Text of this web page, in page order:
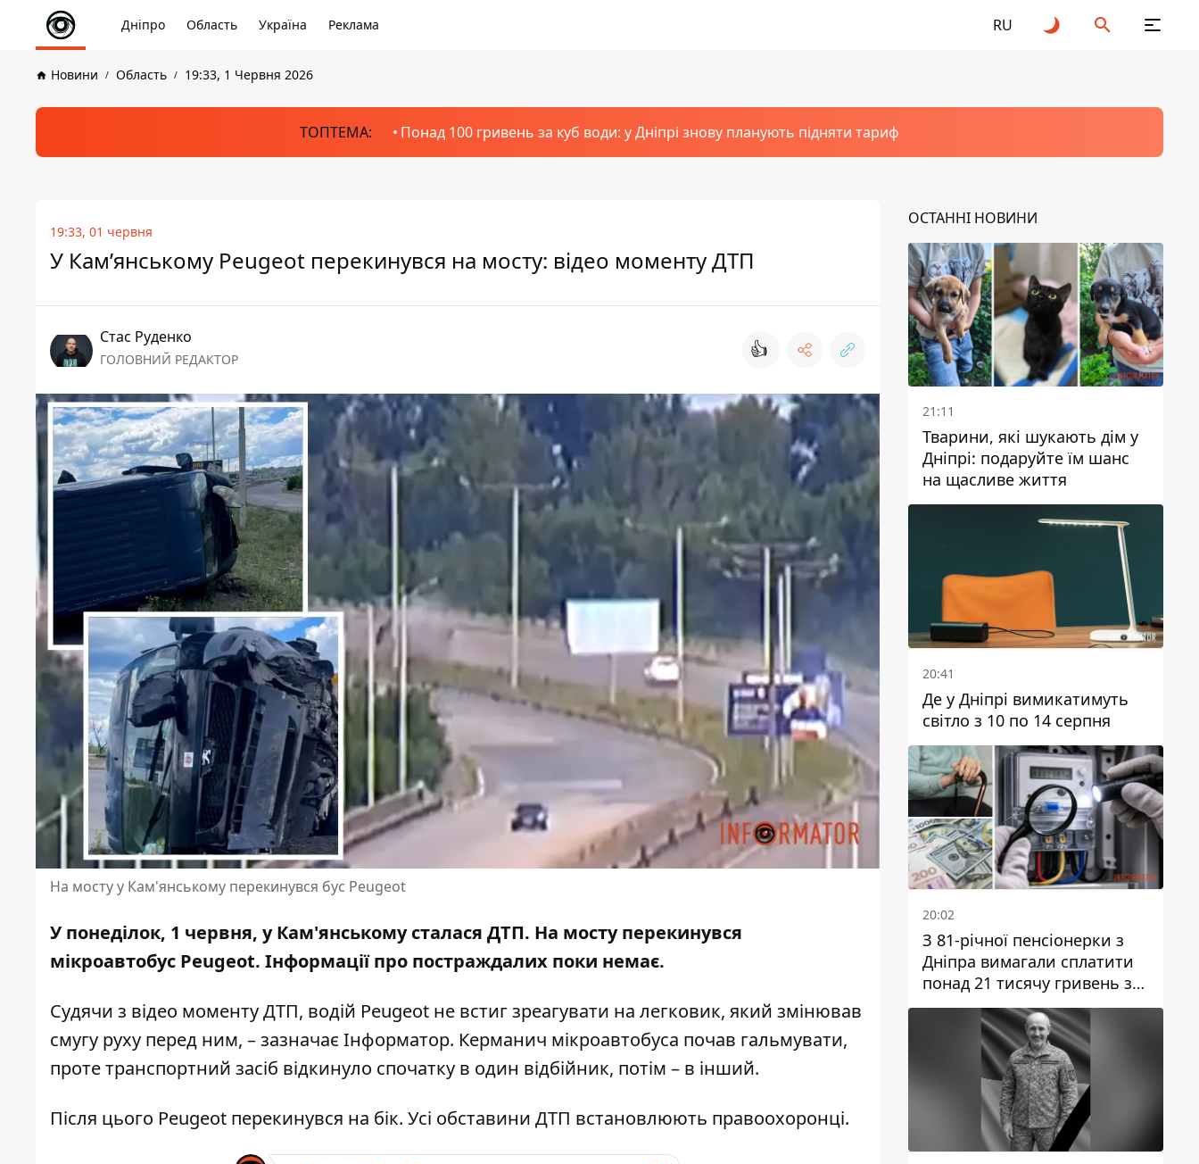
Дніпро Область Україна Реклама RU
Новини Область 19:33, 1 Червня 2026
ТОПТЕМА: Понад 100 гривень за куб води: у Дніпрі знову планують підняти тариф
19:33, 01 червня
У Кам’янському Peugeot перекинувся на мосту: відео моменту ДТП
Стас Руденко
ГОЛОВНИЙ РЕДАКТОР 👍
На мосту у Кам'янському перекинувся бус Peugeot
У понеділок, 1 червня, у Кам'янському сталася ДТП. На мосту перекинувся
мікроавтобус Peugeot. Інформації про постраждалих поки немає.
Судячи з відео моменту ДТП, водій Peugeot не встиг зреагувати на легковик, який змінював
смугу руху перед ним, – зазначає Інформатор. Керманич мікроавтобуса почав гальмувати,
проте транспортний засіб відкинуло спочатку в один відбійник, потім – в інший.
Після цього Peugeot перекинувся на бік. Усі обставини ДТП встановлюють правоохоронці.
ОСТАННІ НОВИНИ
21:11
Тварини, які шукають дім у
Дніпрі: подаруйте їм шанс
на щасливе життя
20:41
Де у Дніпрі вимикатимуть
світло з 10 по 14 серпня
20:02
З 81-річної пенсіонерки з
Дніпра вимагали сплатити
понад 21 тисячу гривень за
“втручання в роботу
лічильника”